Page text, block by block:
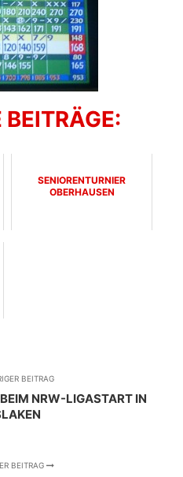
SENIORENTURNIER
OBERHAUSEN
BEITRAG
NRW-LIGASTART IN
BEITRAG